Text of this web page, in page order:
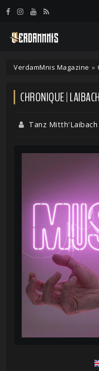
VerdamMnis Magazine »
CHRONIQUE |
Tanz Mitth'Laibach
Panneau de gestion des